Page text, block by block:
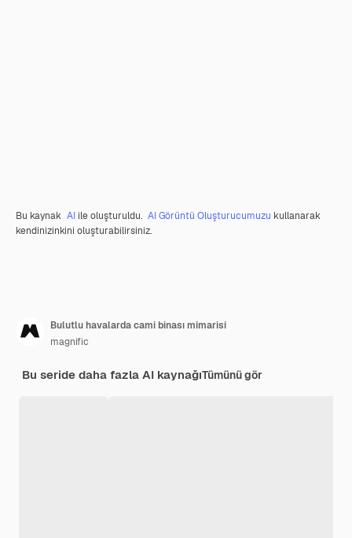
Bu kaynak AI ile oluşturuldu. AI Görüntü Oluşturucumuzu kullanarak
kendinizinkini oluşturabilirsiniz.
Bulutlu havalarda cami binası mimarisi
magnific
Bu seride daha fazla AI kaynağıTümünü gör